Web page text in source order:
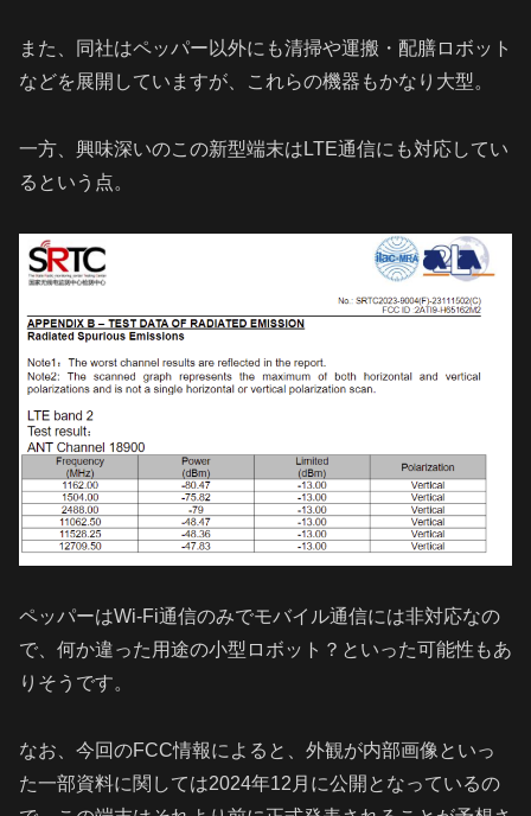
また、同社はペッパー以外にも清掃や運搬・配膳ロボット
などを展開していますが、これらの機器もかなり大型。
一方、興味深いのこの新型端末はLTE通信にも対応してい
るという点。
ペッパーはWi-Fi通信のみでモバイル通信には非対応なの
で、何か違った用途の小型ロボット？といった可能性もあ
りそうです。
なお、今回のFCC情報によると、外観が内部画像といっ
た一部資料に関しては2024年12月に公開となっているの